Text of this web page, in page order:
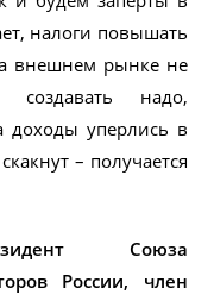
налоги повышать
внешнем рынке не
надо,
доходы уперлись в
– получается
Cоюза
России, член